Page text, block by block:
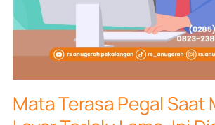
Mata Terasa Pegal Saat